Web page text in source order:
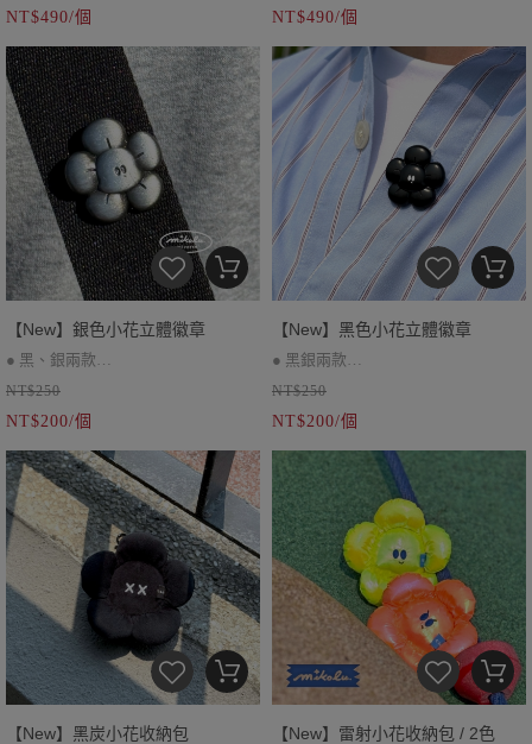
NT$490/個 NT$490/個
【New】銀色小花立體徽章
● 黑、銀兩款
● 背面刺針、橡膠帽一組
● 表面刮痕、黑漬為仿舊工藝非瑕疵
NT$250
NT$200/個
【New】黑色小花立體徽章
● 黑銀兩款
● 背面刺針、橡膠帽一組
NT$250
NT$200/個
【New】黑炭小花收納包 【New】雷射小花收納包 / 2色